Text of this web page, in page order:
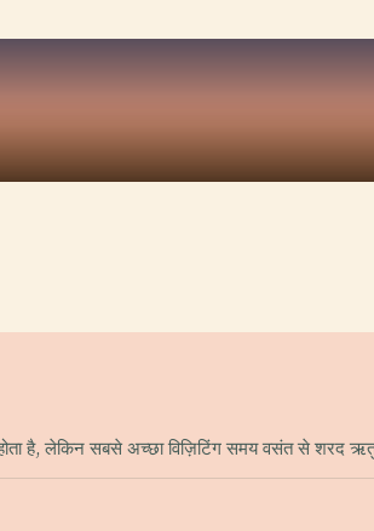
है, लेकिन सबसे अच्छा विज़िटिंग समय वसंत से शरद